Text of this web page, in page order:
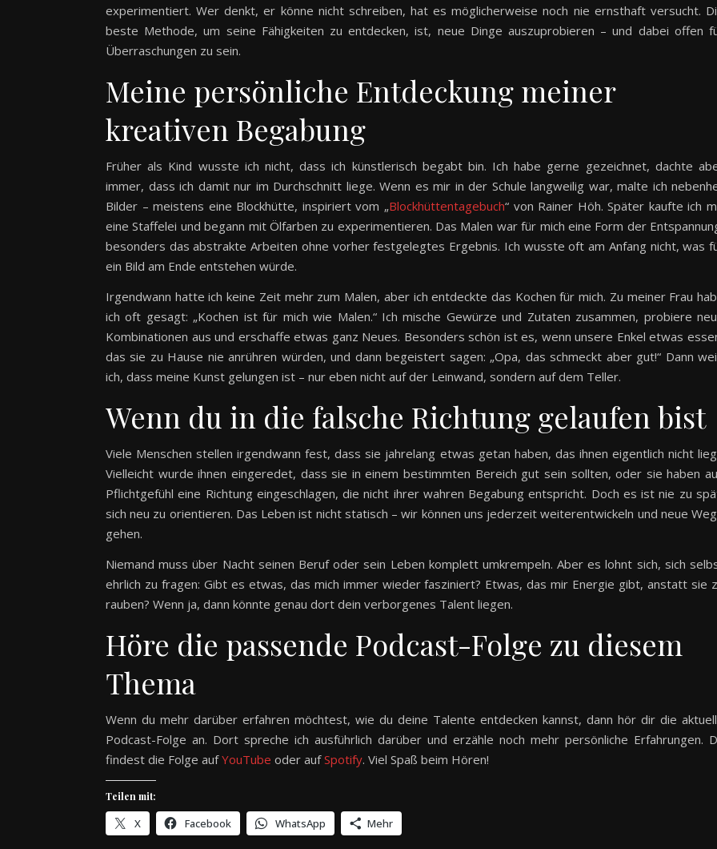
experimentiert. Wer denkt, er könne nicht schreiben, hat es möglicherweise noch nie ernsthaft versucht.
beste Methode, um seine Fähigkeiten zu entdecken, ist, neue Dinge auszuprobieren – und dabei offen
Überraschungen zu sein.
Meine persönliche Entdeckung meiner
kreativen Begabung
Früher als Kind wusste ich nicht, dass ich künstlerisch begabt bin. Ich habe gerne gezeichnet, dachte
immer, dass ich damit nur im Durchschnitt liege. Wenn es mir in der Schule langweilig war, malte ich
Bilder – meistens eine Blockhütte, inspiriert vom „Blockhüttentagebuch“ von Rainer Höh. Später kaufte ich
eine Staffelei und begann mit Ölfarben zu experimentieren. Das Malen war für mich eine Form der
besonders das abstrakte Arbeiten ohne vorher festgelegtes Ergebnis. Ich wusste oft am Anfang nicht, was
ein Bild am Ende entstehen würde.
Irgendwann hatte ich keine Zeit mehr zum Malen, aber ich entdeckte das Kochen für mich. Zu meiner Frau
ich oft gesagt: „Kochen ist für mich wie Malen.“ Ich mische Gewürze und Zutaten zusammen, probiere
Kombinationen aus und erschaffe etwas ganz Neues. Besonders schön ist es, wenn unsere Enkel etwas
das sie zu Hause nie anrühren würden, und dann begeistert sagen: „Opa, das schmeckt aber gut!“ Dann
ich, dass meine Kunst gelungen ist – nur eben nicht auf der Leinwand, sondern auf dem Teller.
Wenn du in die falsche Richtung gelaufen bist
Viele Menschen stellen irgendwann fest, dass sie jahrelang etwas getan haben, das ihnen eigentlich nicht
Vielleicht wurde ihnen eingeredet, dass sie in einem bestimmten Bereich gut sein sollten, oder sie haben
Pflichtgefühl eine Richtung eingeschlagen, die nicht ihrer wahren Begabung entspricht. Doch es ist nie zu
sich neu zu orientieren. Das Leben ist nicht statisch – wir können uns jederzeit weiterentwickeln und neue
gehen.
Niemand muss über Nacht seinen Beruf oder sein Leben komplett umkrempeln. Aber es lohnt sich, sich
ehrlich zu fragen: Gibt es etwas, das mich immer wieder fasziniert? Etwas, das mir Energie gibt, anstatt sie
rauben? Wenn ja, dann könnte genau dort dein verborgenes Talent liegen.
Höre die passende Podcast-Folge zu diesem
Thema
Wenn du mehr darüber erfahren möchtest, wie du deine Talente entdecken kannst, dann hör dir die
Podcast-Folge an. Dort spreche ich ausführlich darüber und erzähle noch mehr persönliche Erfahrungen.
findest die Folge aufYouTube oder aufSpotify. Viel Spaß beim Hören!
Teilen mit:
X Facebook WhatsApp Mehr